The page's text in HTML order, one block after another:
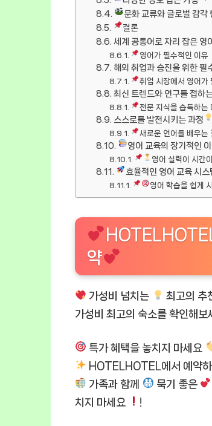
문화 교류와 글로벌 감각
결론
세계 공통어로 자리 잡은 영
영어가 필수적인 이유
해외 취업과 승진을 위한 필
취업 시장에서 영어가
최신 트렌드와 연구를 접하
전문 지식을 습득하는
스스로를 발전시키는 과정
새로운 언어를 배우는
영어 교육의 장기적인
영어 실력이 시간
효율적인 영어 교육 시스
영어 학습을 쉽게
약
가성비 넘치는 최고의 추
가성비 최고의 숙소를 확인해보
특가 혜택을 놓치지 마세요
HOTELHOTEL에서 예약
가족과 함께
묵기 좋은
치지 마세요
!